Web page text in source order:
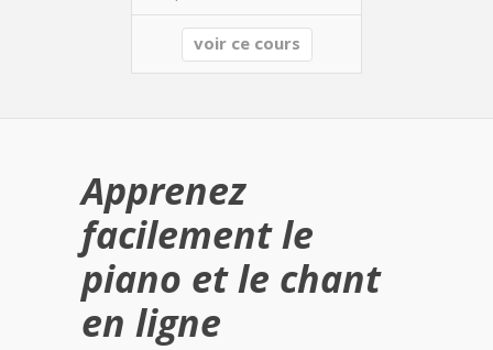
voir ce cours
Apprenez
facilement le
piano et le chant
en ligne